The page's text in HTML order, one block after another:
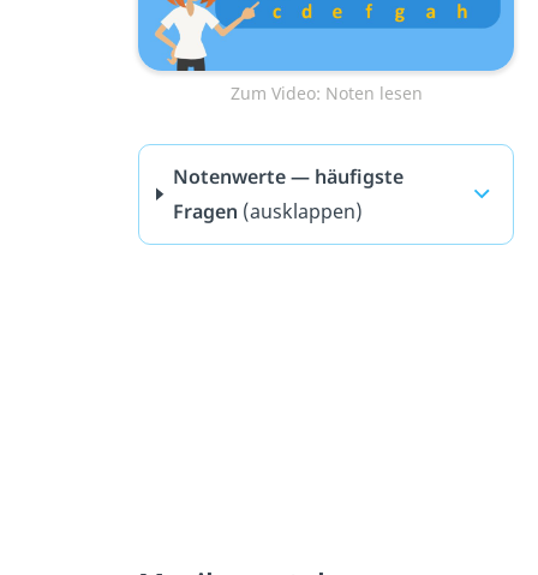
Zum Video: Noten lesen
Notenwerte — häufigste
Fragen (ausklappen)